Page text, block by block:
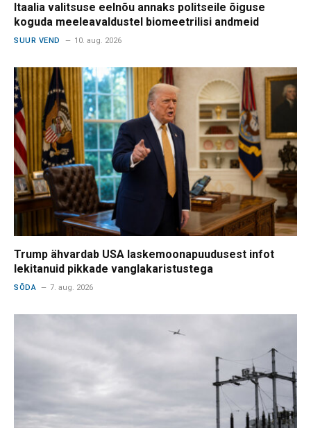
Itaalia valitsuse eelnõu annaks politseile õiguse
koguda meeleavaldustel biomeetrilisi andmeid
SUUR VEND 10. aug. 2026
Trump ähvardab USA laskemoonapuudusest infot
lekitanuid pikkade vanglakaristustega
SÕDA 7. aug. 2026